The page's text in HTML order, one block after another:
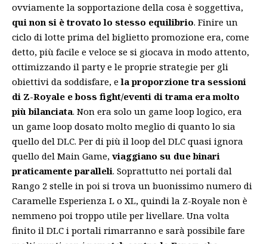
ovviamente la sopportazione della cosa è soggettiva,
qui non si è trovato lo stesso equilibrio. Finire un
ciclo di lotte prima del biglietto promozione era, come
detto, più facile e veloce se si giocava in modo attento,
ottimizzando il party e le proprie strategie per gli
obiettivi da soddisfare, ela proporzione tra sessioni
di Z-Royale e boss fight/eventi di trama era molto
più bilanciata. Non era solo un game loop logico, era
un game loop dosato molto meglio di quanto lo sia
quello del DLC. Per di più il loop del DLC quasi ignora
quello del Main Game, viaggiano su due binari
praticamente paralleli. Soprattutto nei portali dal
Rango 2 stelle in poi si trova un buonissimo numero di
Caramelle Esperienza L o XL, quindi la Z-Royale non è
nemmeno poi troppo utile per livellare. Una volta
finito il DLC i portali rimarranno e sarà possibile fare